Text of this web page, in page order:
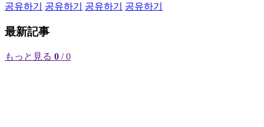
공유하기
공유하기 공유하기 공유하기
最新記事
もっと見る 0 / 0